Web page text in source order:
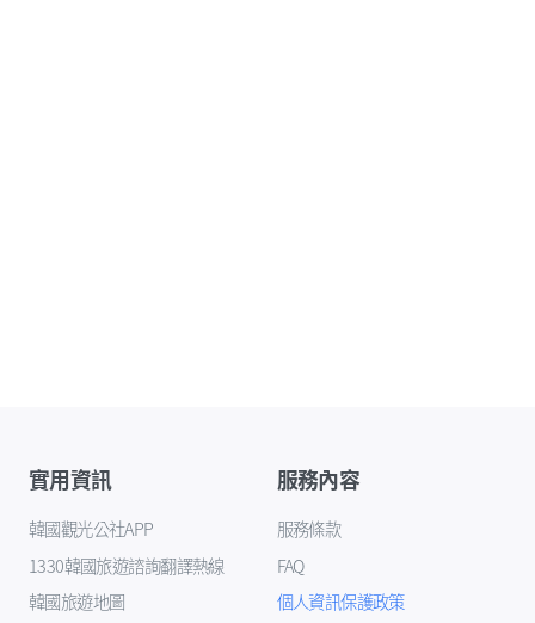
實用資訊
韓國觀光公社APP
1330韓國旅遊諮詢翻譯熱線
韓國旅遊地圖
服務內容
服務條款
FAQ
個人資訊保護政策